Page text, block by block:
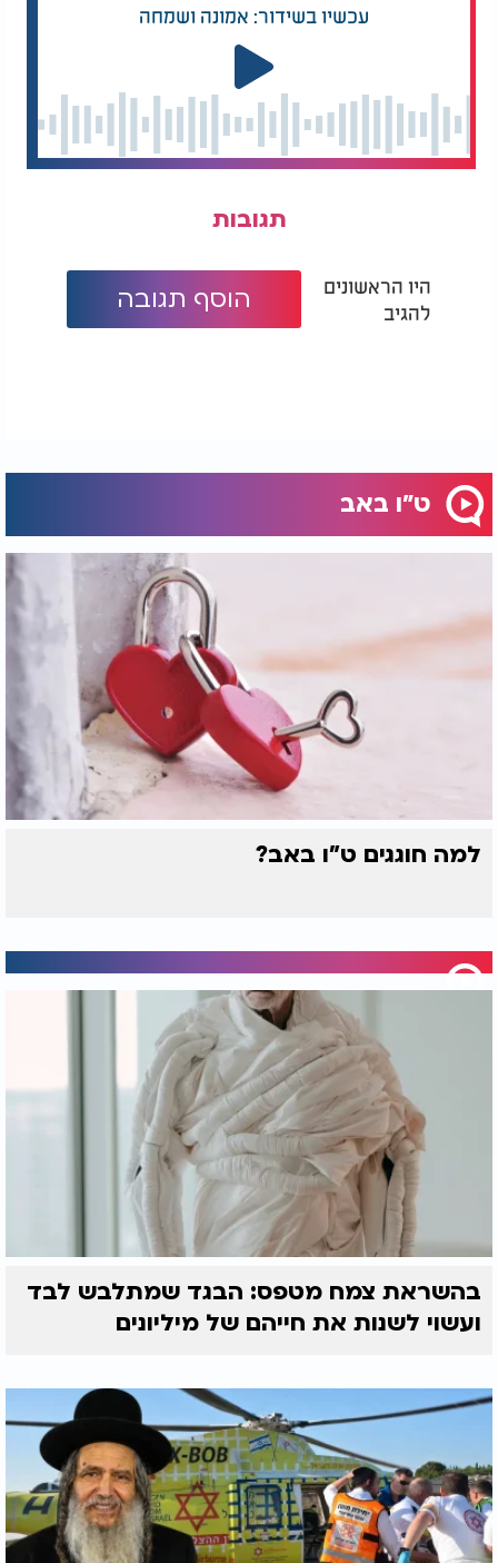
עכשיו בשידור: אמונה ושמחה
תגובות
היו הראשונים
להגיב
הוסף תגובה
ט"ו באב
למה חוגגים ט"ו באב?
בהשראת צמח מטפס: הבגד שמתלבש לבד
ועשוי לשנות את חייהם של מיליונים